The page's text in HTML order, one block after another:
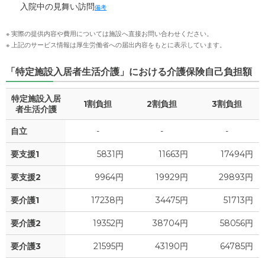
入院中の見舞い訪問備考
※ 実際の提供内容や費用については施設へ直接お問い合わせください。
※ 上記のサービス情報は厚生労働省への届出内容をもとに表示しています。
「特定施設入居者生活介護」における介護保険自己負担額
特定施設入居
者生活介護
1割負担 2割負担 3割負担
自立 - - -
要支援1 5831円 11663円 17494円
要支援2 9964円 19929円 29893円
要介護1 17238円 34475円 51713円
要介護2 19352円 38704円 58056円
要介護3 21595円 43190円 64785円